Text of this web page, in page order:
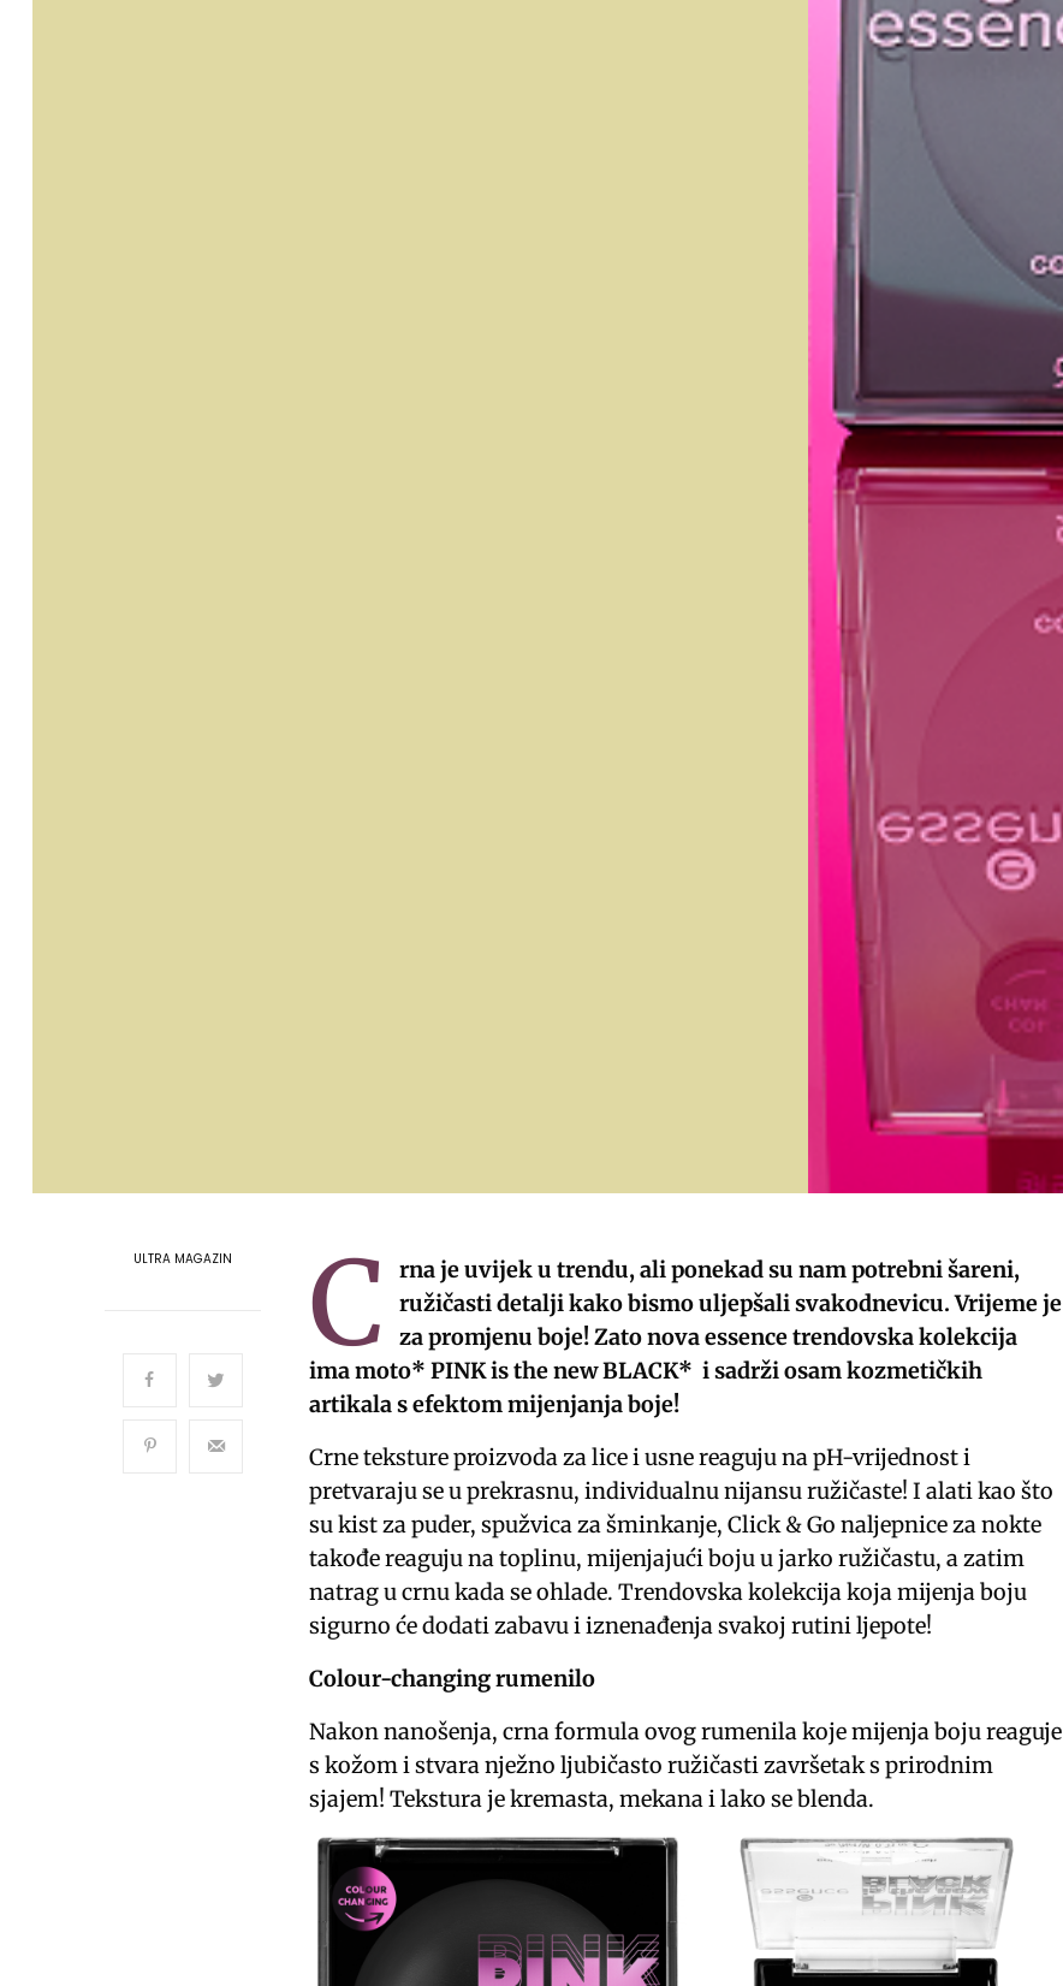
ULTRA MAGAZIN C
rna je uvijek u trendu, ali ponekad su nam potrebni šareni,
ružičasti detalji kako bismo uljepšali svakodnevicu. Vrijeme je
za promjenu boje! Zato nova essence trendovska kolekcija
ima moto* PINK is the new BLACK* i sadrži osam kozmetičkih
artikala s efektom mijenjanja boje!
Crne teksture proizvoda za lice i usne reaguju na pH-vrijednost i
pretvaraju se u prekrasnu, individualnu nijansu ružičaste! I alati kao što
su kist za puder, spužvica za šminkanje, Click & Go naljepnice za nokte
takođe reaguju na toplinu, mijenjajući boju u jarko ružičastu, a zatim
natrag u crnu kada se ohlade. Trendovska kolekcija koja mijenja boju
sigurno će dodati zabavu i iznenađenja svakoj rutini ljepote!
Colour-changing rumenilo
Nakon nanošenja, crna formula ovog rumenila koje mijenja boju reaguje
s kožom i stvara nježno ljubičasto ružičasti završetak s prirodnim
sjajem! Tekstura je kremasta, mekana i lako se blenda.